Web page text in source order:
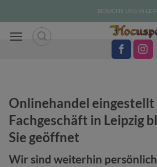
Inhalt
springen
BESUCHE UNS IN
Onlinehandel eingestellt
Fachgeschäft in Leipzig
Sie geöffnet
Wir sind weiterhin